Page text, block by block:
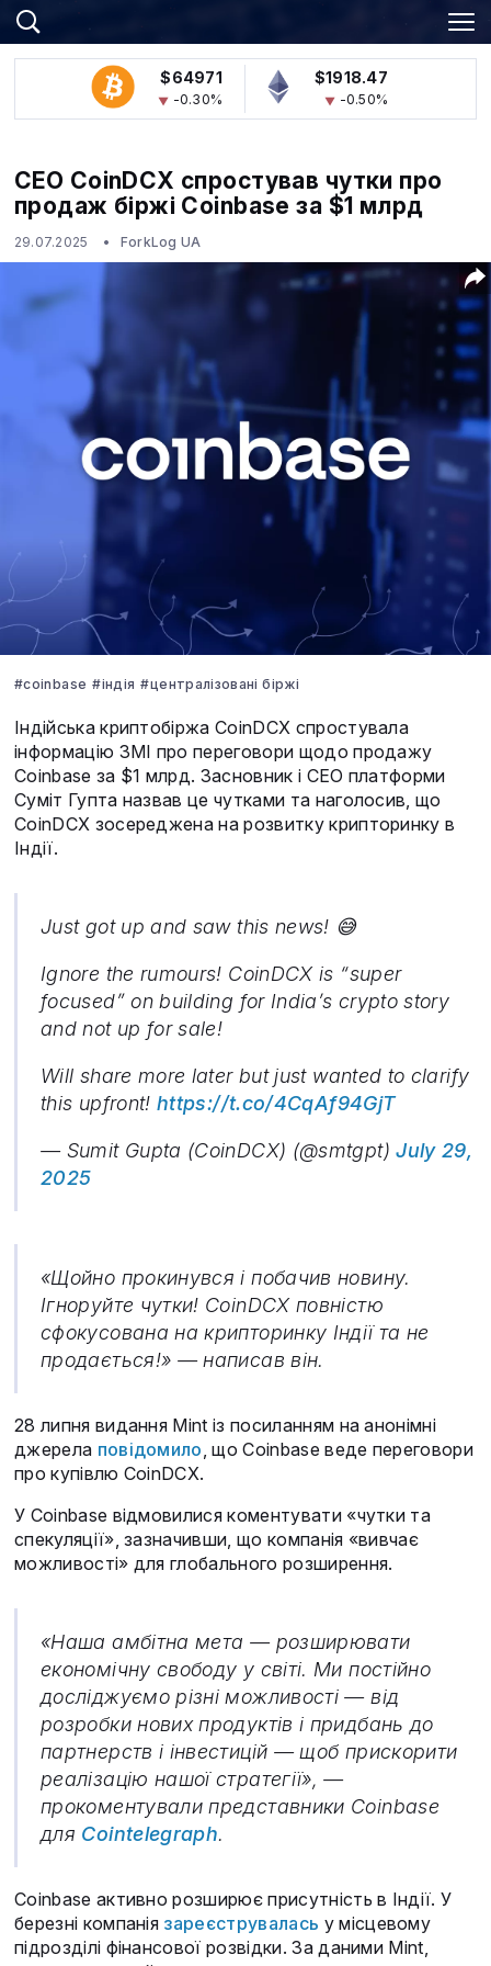
$64971
-0.30%
$1918.47
-0.50%
CEO CoinDCX спростував чутки про
продаж біржі Coinbase за $1 млрд
29.07.2025 ForkLog UA
#coinbase #індія #централізовані біржі
Індійська криптобіржа CoinDCX спростувала
інформацію ЗМІ про переговори щодо продажу
Coinbase за $1 млрд. Засновник і CEO платформи
Суміт Гупта назвав це чутками та наголосив, що
CoinDCX зосереджена на розвитку крипторинку в
Індії.
Just got up and saw this news! 😅
Ignore the rumours! CoinDCX is “super
focused” on building for India’s crypto story
and not up for sale!
Will share more later but just wanted to clarify
this upfront!https://t.co/4CqAf94GjT
— Sumit Gupta (CoinDCX) (@smtgpt)July 29,
2025
«Щойно прокинувся і побачив новину.
Ігноруйте чутки! CoinDCX повністю
сфокусована на крипторинку Індії та не
продається!» — написав він.
28 липня видання Mint із посиланням на анонімні
джерела повідомило, що Coinbase веде переговори
про купівлю CoinDCX.
У Coinbase відмовилися коментувати «чутки та
спекуляції», зазначивши, що компанія «вивчає
можливості» для глобального розширення.
«Наша амбітна мета — розширювати
економічну свободу у світі. Ми постійно
досліджуємо різні можливості — від
розробки нових продуктів і придбань до
партнерств і інвестицій — щоб прискорити
реалізацію нашої стратегії», —
прокоментували представники Coinbase
для Cointelegraph.
Coinbase активно розширює присутність в Індії. У
березні компанія зареєструвалась у місцевому
підрозділі фінансової розвідки. За даними Mint,